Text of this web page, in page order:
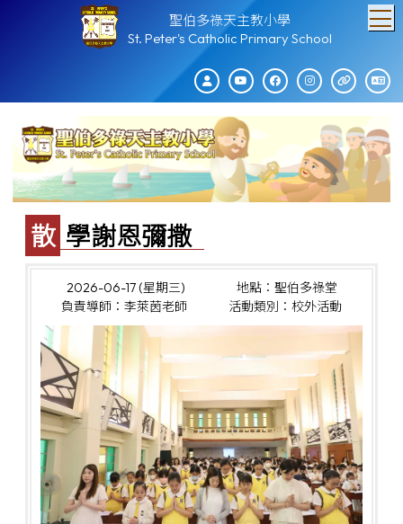
聖伯多祿天主教小學
St. Peter's Catholic Primary School
散學謝恩彌撒
2026-06-17 (星期三)
地點：聖伯多祿堂
負責導師：李萊茵老師
活動類別：校外活動